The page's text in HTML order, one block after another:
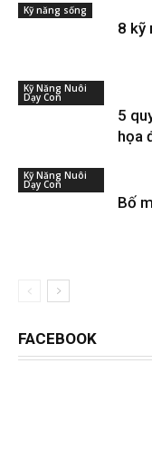
Kỹ năng sống
8 kỹ
Kỹ Năng Nuôi
Dạy Con
5
họa
Kỹ Năng Nuôi
Dạy Con
Bố
FACEBOOK